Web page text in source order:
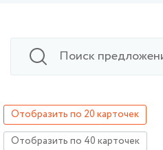
Отобразить по 20 карточек
Отобразить по 40 карточек